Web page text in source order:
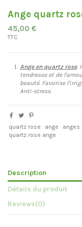
Ange quartz
45,00 €
TTC
Ange en quartz rose.
tendresse et de
beauté. Favorise
Anti-stress.
quartz rose ange anges
quartz rose ange
Description
Détails du produit
Reviews(0)